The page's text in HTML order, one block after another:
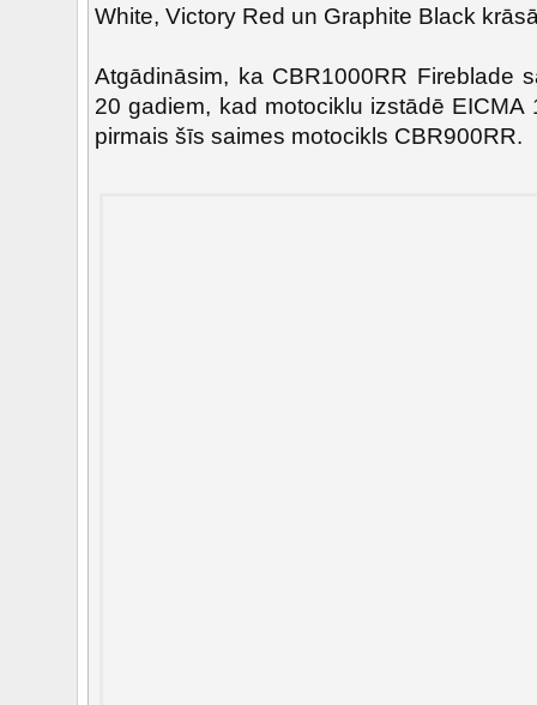
White, Victory Red un Graphite Black
Atgādināsim, ka CBR1000RR Fireblade
20 gadiem, kad motociklu izstādē EICMA
pirmais šīs saimes motocikls CBR900RR.